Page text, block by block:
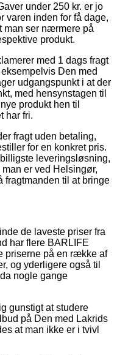
under 250 kr. er jo
varen inden for få dage,
man ser nærmere på
produkt.
med 1 dags fragt
Den med
udgangspunkt i at der
med hensynstagen til
produkt hen til
har fri.
fragt uden betaling,
for en konkret pris.
leveringsløsning,
er ved Helsingør,
fragtmanden til at bringe
de laveste priser fra
har flere BARLIFE
priserne på en række af
og yderligere også til
nogle gange
gunstigt at studere
på Den med Lakrids
at man ikke er i tvivl